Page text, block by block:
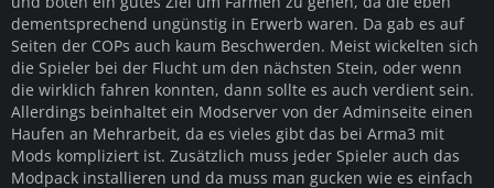
dementsprechend ungünstig in Erwerb waren. Da gab es auf
Seiten der COPs auch kaum Beschwerden. Meist wickelten sich
die Spieler bei der Flucht um den nächsten Stein, oder wenn
die wirklich fahren konnten, dann sollte es auch verdient sein.
Allerdings beinhaltet ein Modserver von der Adminseite einen
Haufen an Mehrarbeit, da es vieles gibt das bei Arma3 mit
Mods kompliziert ist. Zusätzlich muss jeder Spieler auch das
Modpack installieren und da muss man gucken wie es einfach